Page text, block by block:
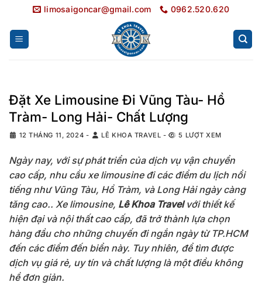
nội
dung
limosaigoncar@gmail.com 0962.520.620
Đặt Xe Limousine Đi Vũng Tàu- Hồ
Tràm- Long Hải- Chất Lượng
12 THÁNG 11, 2024 - LÊ KHOA TRAVEL - 5 LƯỢT XEM
Ngày nay, với sự phát triển của dịch vụ vận chuyển
cao cấp, nhu cầu xe limousine đi các điểm du lịch nổi
tiếng như Vũng Tàu, Hồ Tràm, và Long Hải ngày càng
tăng cao.. Xe limousine, Lê Khoa Travelvới thiết kế
hiện đại và nội thất cao cấp, đã trở thành lựa chọn
hàng đầu cho những chuyến đi ngắn ngày từ TP.HCM
đến các điểm đến biển này. Tuy nhiên, để tìm được
dịch vụ giá rẻ, uy tín và chất lượng là một điều không
hề đơn giản.